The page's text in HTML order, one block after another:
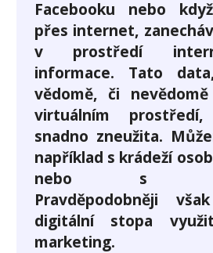
Facebooku nebo
přes internet,
v prostředí
informace. Tato
vědomě, či
virtuálním
snadno zneužita.
například s krádeží
nebo s
Pravděpodobněji
digitální stopa
marketing.